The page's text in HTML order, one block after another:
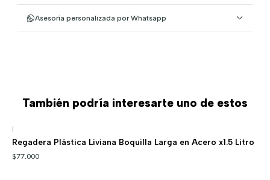
Asesoría personalizada por Whatsapp
También podría interesarte uno de estos
|
Regadera Plástica Liviana Boquilla Larga en Acero x1.5 Litro
$77.000